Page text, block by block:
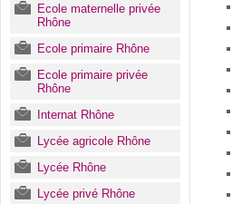
Ecole maternelle privée
Rhône
Ecole primaire Rhône
Ecole primaire privée
Rhône
Internat Rhône
Lycée agricole Rhône
Lycée Rhône
Lycée privé Rhône